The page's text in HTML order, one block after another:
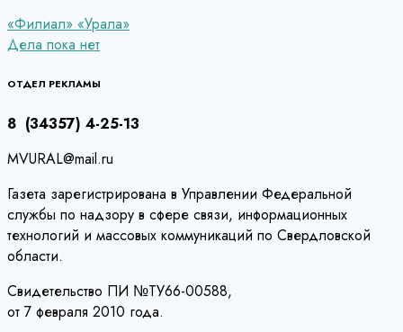
Навигация
по
записям
«Филиал» «Урала»
Дела пока нет
ОТДЕЛ РЕКЛАМЫ
8 (34357) 4-25-13
MVURAL@mail.ru
Газета зарегистрирована в Управлении Федеральной
службы по надзору в сфере связи, информационных
технологий и массовых коммуникаций по Свердловской
области.
Свидетельство ПИ №ТУ66-00588,
от 7 февраля 2010 года.